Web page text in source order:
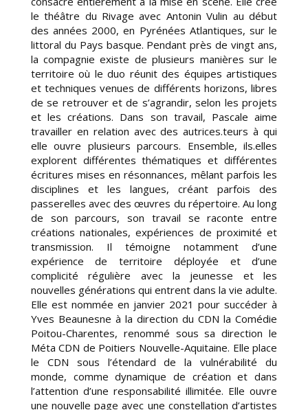
le théâtre du Rivage avec Antonin Vulin au début
des années 2000, en Pyrénées Atlantiques, sur le
littoral du Pays basque. Pendant près de vingt ans,
la compagnie existe de plusieurs manières sur le
territoire où le duo réunit des équipes artistiques
et techniques venues de différents horizons, libres
de se retrouver et de s’agrandir, selon les projets
et les créations. Dans son travail, Pascale aime
travailler en relation avec des autrices.teurs à qui
elle ouvre plusieurs parcours. Ensemble, ils.elles
explorent différentes thématiques et différentes
écritures mises en résonnances, mêlant parfois les
disciplines et les langues, créant parfois des
passerelles avec des œuvres du répertoire. Au long
de son parcours, son travail se raconte entre
créations nationales, expériences de proximité et
transmission. Il témoigne notamment d’une
expérience de territoire déployée et d’une
complicité régulière avec la jeunesse et les
nouvelles générations qui entrent dans la vie adulte.
Elle est nommée en janvier 2021 pour succéder à
Yves Beaunesne à la direction du CDN la Comédie
Poitou-Charentes, renommé sous sa direction le
Méta CDN de Poitiers Nouvelle-Aquitaine. Elle place
le CDN sous l’étendard de la vulnérabilité du
monde, comme dynamique de création et dans
l’attention d’une responsabilité illimitée. Elle ouvre
une nouvelle page avec une constellation d’artistes